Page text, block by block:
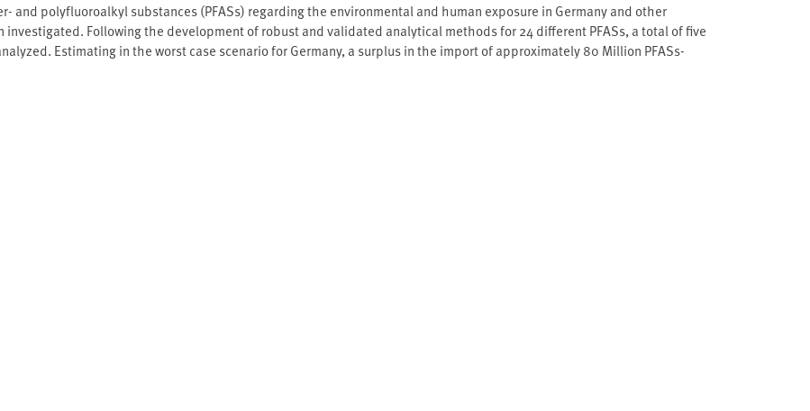
and polyfluoroalkyl substances (PFASs) regarding the environmental and human exposure in Germany and other
investigated. Following the development of robust and validated analytical methods for 24 different PFASs, a total of five
Estimating in the worst case scenario for Germany, a surplus in the import of approximately 80 Million PFASs-